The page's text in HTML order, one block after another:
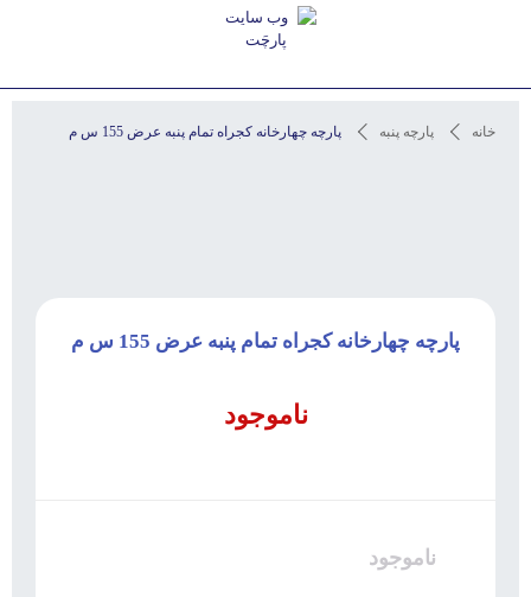
خانه پارچه پنبه پارچه چهارخانه کجراه تمام پنبه عرض 155 س م
پارچه چهارخانه کجراه تمام پنبه عرض 155 س م
ناموجود
ناموجود
استعلام آخرین قیمت و مشاوره